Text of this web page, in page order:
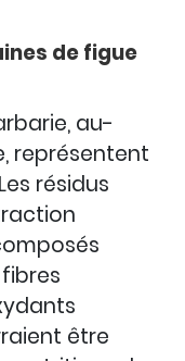
de figue
au-
représentent
résidus
être